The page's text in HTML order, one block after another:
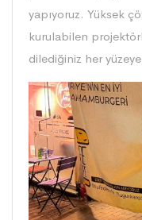
yapıyoruz. Yüksek
kurulabilen
dilediğiniz her